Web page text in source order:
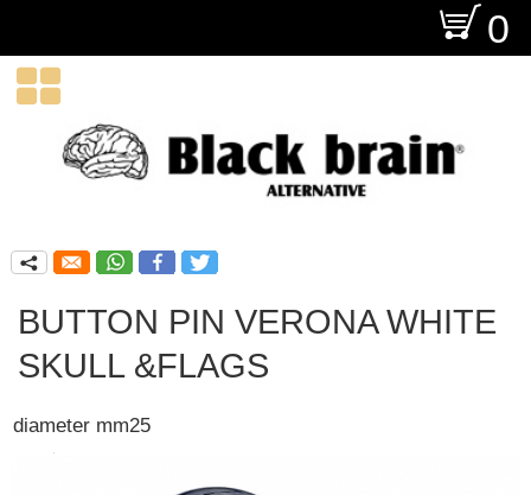
O 0

q
BUTTON PIN VERONA WHITE
SKULL &FLAGS
diameter mm25